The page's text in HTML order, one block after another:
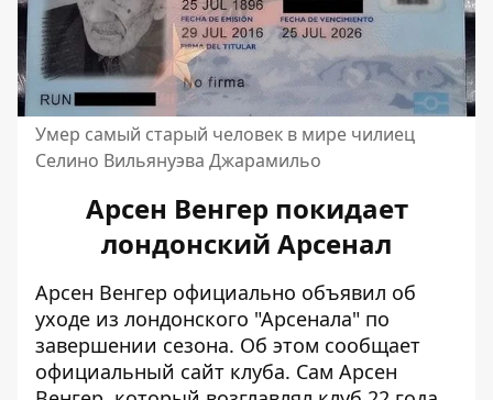
Умер самый старый человек в мире чилиец
Селино Вильянуэва Джарамильо
Арсен Венгер покидает
лондонский Арсенал
Арсен Венгер официально объявил об
уходе из лондонского "Арсенала" по
завершении сезона. Об этом сообщает
официальный сайт клуба. Сам Арсен